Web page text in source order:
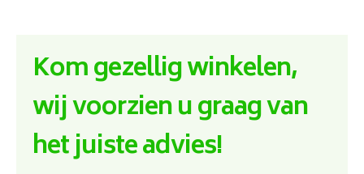
Kom gezellig winkelen,
wij voorzien u graag van
het juiste advies!